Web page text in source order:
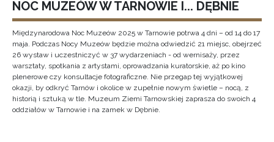
NOC MUZEÓW W TARNOWIE I... DĘBNIE
Międzynarodowa Noc Muzeów 2025 w Tarnowie potrwa 4 dni – od 14 do 17
maja. Podczas Nocy Muzeów będzie można odwiedzić 21 miejsc, obejrzeć
26 wystaw i uczestniczyć w 37 wydarzeniach - od wernisaży, przez
warsztaty, spotkania z artystami, oprowadzania kuratorskie, aż po kino
plenerowe czy konsultacje fotograficzne. Nie przegap tej wyjątkowej
okazji, by odkryć Tarnów i okolice w zupełnie nowym świetle – nocą, z
historią i sztuką w tle. Muzeum Ziemi Tarnowskiej zaprasza do swoich 4
oddziałów w Tarnowie i na zamek w Dębnie.